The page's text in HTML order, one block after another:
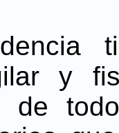
y
de